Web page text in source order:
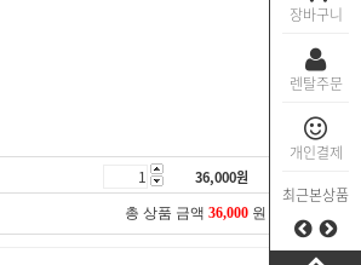
장바구니
렌탈주문
개인결제
최근본상품
36,000원
총 상품 금액 36,000 원